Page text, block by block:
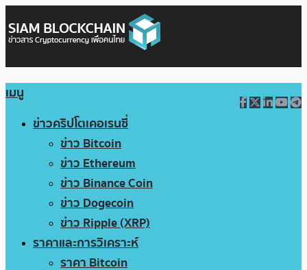
เมนู
ข่าวคริปโตเคอเรนซี่
ข่าว Bitcoin
ข่าว Ethereum
ข่าว Binance Coin
ข่าว Dogecoin
ข่าว Ripple (XRP)
ราคาและการวิเคราะห์
ราคา Bitcoin